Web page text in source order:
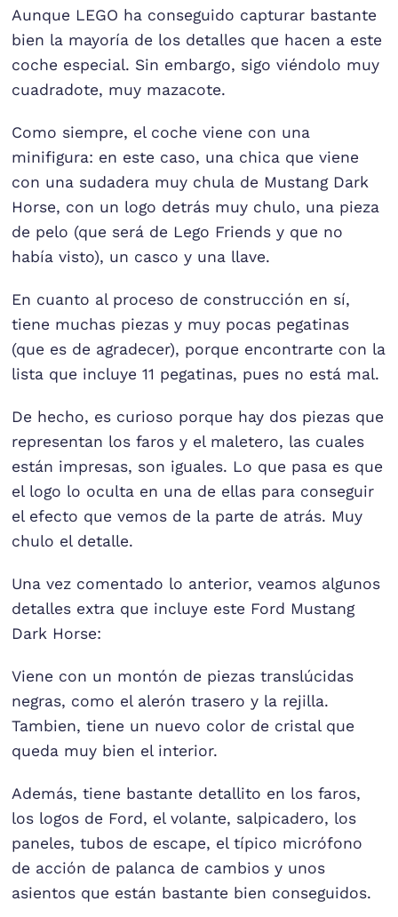
Aunque LEGO ha conseguido capturar bastante
bien la mayoría de los detalles que hacen a este
coche especial. Sin embargo, sigo viéndolo muy
cuadradote, muy mazacote.
Como siempre, el coche viene con una
minifigura: en este caso, una chica que viene
con una sudadera muy chula de Mustang Dark
Horse, con un logo detrás muy chulo, una pieza
de pelo (que será de Lego Friends y que no
había visto), un casco y una llave.
En cuanto al proceso de construcción en sí,
tiene muchas piezas y muy pocas pegatinas
(que es de agradecer), porque encontrarte con la
lista que incluye 11 pegatinas, pues no está mal.
De hecho, es curioso porque hay dos piezas que
representan los faros y el maletero, las cuales
están impresas, son iguales. Lo que pasa es que
el logo lo oculta en una de ellas para conseguir
el efecto que vemos de la parte de atrás. Muy
chulo el detalle.
Una vez comentado lo anterior, veamos algunos
detalles extra que incluye este Ford Mustang
Dark Horse:
Viene con un montón de piezas translúcidas
negras, como el alerón trasero y la rejilla.
Tambien, tiene un nuevo color de cristal que
queda muy bien el interior.
Además, tiene bastante detallito en los faros,
los logos de Ford, el volante, salpicadero, los
paneles, tubos de escape, el típico micrófono
de acción de palanca de cambios y unos
asientos que están bastante bien conseguidos.